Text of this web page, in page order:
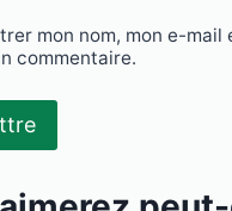
mon nom, mon e-
commentaire.